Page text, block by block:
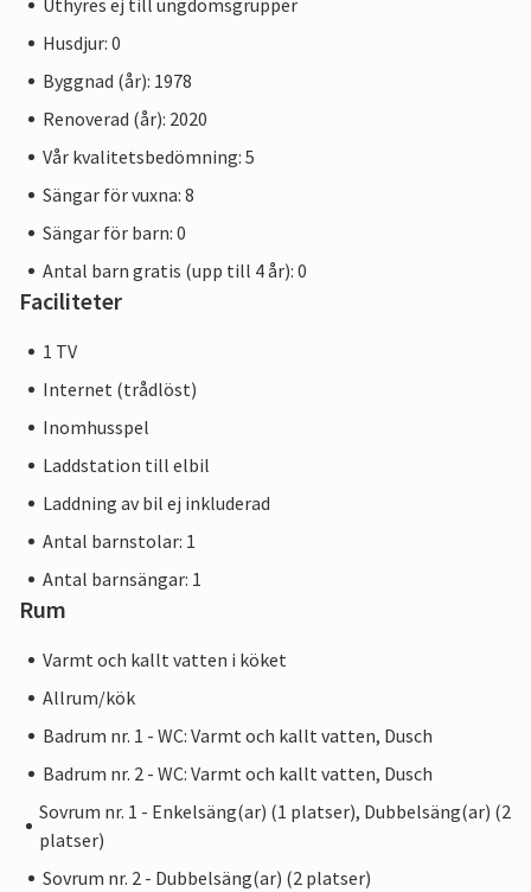
Uthyres ej till ungdomsgrupper
Husdjur: 0
Byggnad (år): 1978
Renoverad (år): 2020
Vår kvalitetsbedömning: 5
Sängar för vuxna: 8
Sängar för barn: 0
Antal barn gratis (upp till 4 år): 0
Faciliteter
1 TV
Internet (trådlöst)
Inomhusspel
Laddstation till elbil
Laddning av bil ej inkluderad
Antal barnstolar: 1
Antal barnsängar: 1
Rum
Varmt och kallt vatten i köket
Allrum/kök
Badrum nr. 1 - WC: Varmt och kallt vatten, Dusch
Badrum nr. 2 - WC: Varmt och kallt vatten, Dusch
Sovrum nr. 1 - Enkelsäng(ar) (1 platser), Dubbelsäng(ar) (2
platser)
Sovrum nr. 2 - Dubbelsäng(ar) (2 platser)